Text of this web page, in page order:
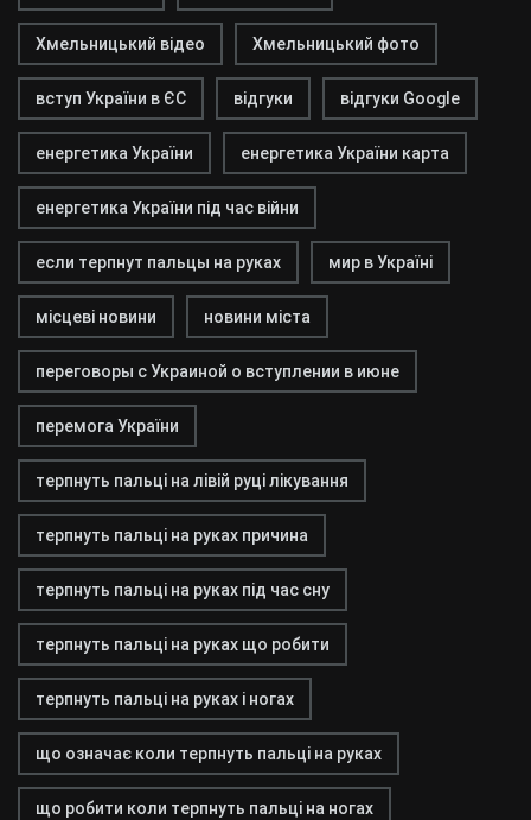
Хмельницький відео Хмельницький фото
вступ України в ЄС відгуки відгуки Google
енергетика України енергетика України карта
енергетика України під час війни
если терпнут пальцы на руках мир в Україні
місцеві новини новини міста
переговоры с Украиной о вступлении в июне
перемога України
терпнуть пальці на лівій руці лікування
терпнуть пальці на руках причина
терпнуть пальці на руках під час сну
терпнуть пальці на руках що робити
терпнуть пальці на руках і ногах
що означає коли терпнуть пальці на руках
що робити коли терпнуть пальці на ногах